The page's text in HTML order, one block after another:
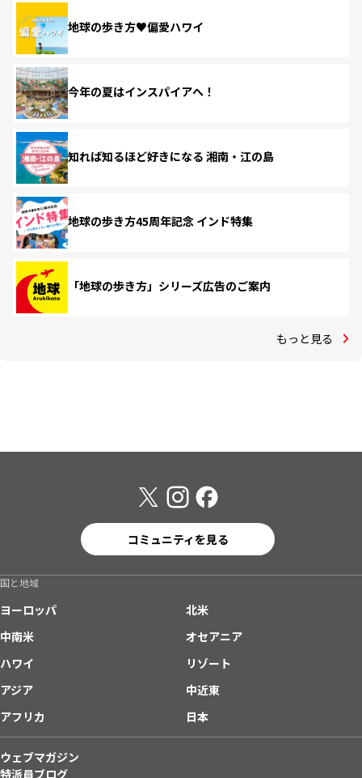
地球の歩き方♥偏愛ハワイ
今年の夏はインスパイアへ！
知れば知るほど好きになる 湘南・江の島
地球の歩き方45周年記念 インド特集
「地球の歩き方」シリーズ広告のご案内
もっと見る
コミュニティを見る
国と地域
ヨーロッパ
北米
中南米
オセアニア
ハワイ
リゾート
アジア
中近東
アフリカ
日本
ウェブマガジン
特派員ブログ